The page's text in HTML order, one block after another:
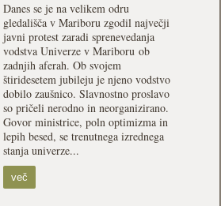
Danes se je na velikem odru
gledališča v Mariboru zgodil največji
javni protest zaradi sprenevedanja
vodstva Univerze v Mariboru ob
zadnjih aferah. Ob svojem
štiridesetem jubileju je njeno vodstvo
dobilo zaušnico. Slavnostno proslavo
so pričeli nerodno in neorganizirano.
Govor ministrice, poln optimizma in
lepih besed, se trenutnega izrednega
stanja univerze...
več